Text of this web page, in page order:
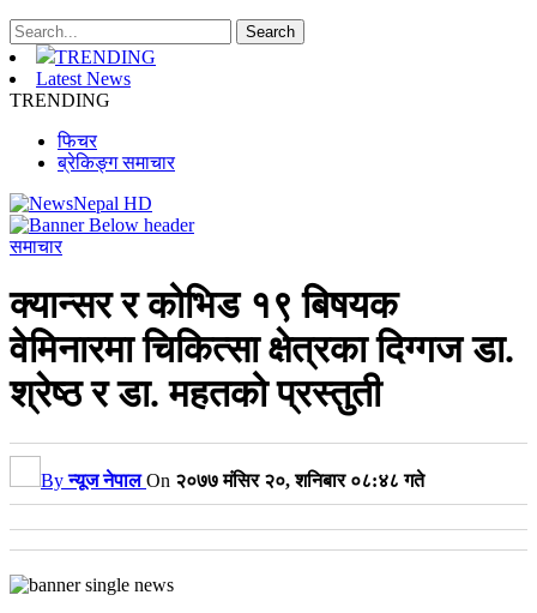
TRENDING
Latest News
TRENDING
फिचर
ब्रेकिङ्ग समाचार
समाचार
क्यान्सर र कोभिड १९ बिषयक
वेमिनारमा चिकित्सा क्षेत्रका दिग्गज डा.
श्रेष्ठ र डा. महतको प्रस्तुती
Byन्यूज नेपाल On २०७७ मंसिर २०, शनिबार ०८:४८ गते